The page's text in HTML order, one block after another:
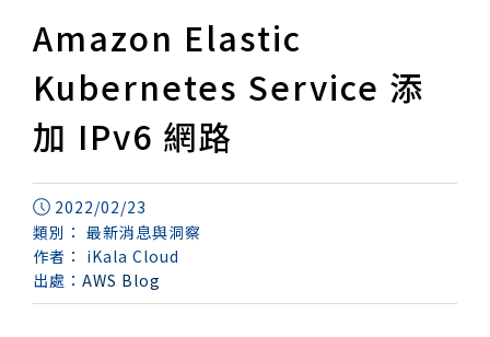
Amazon Elastic
Kubernetes Service 添
加 IPv6 網路
2022/02/23
類別： 最新消息與洞察
作者： iKala Cloud
出處： AWS Blog